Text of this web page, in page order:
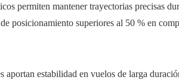
permiten mantener trayectorias precisas
posicionamiento superiores al 50 % en
aportan estabilidad en vuelos de larga